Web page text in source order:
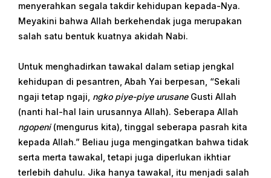
menyerahkan segala takdir kehidupan kepada-Nya.
Meyakini bahwa Allah berkehendak juga merupakan
salah satu bentuk kuatnya akidah Nabi.
Untuk menghadirkan tawakal dalam setiap jengkal
kehidupan di pesantren, Abah Yai berpesan, “Sekali
ngaji tetap ngaji, ngko piye-piye urusaneGusti Allah
(nanti hal-hal lain urusannya Allah). Seberapa Allah
ngopeni (mengurus kita),tinggal seberapa pasrah kita
kepada Allah.” Beliau juga mengingatkan bahwa tidak
serta merta tawakal, tetapi juga diperlukan ikhtiar
terlebih dahulu. Jika hanya tawakal, itu menjadi salah